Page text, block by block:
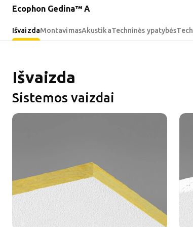
Ecophon Gedina™ A
IšvaizdaMontavimasAkustikaTechninės ypatybės
Išvaizda
Sistemos vaizdai